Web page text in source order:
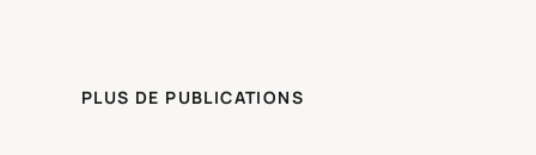
PLUS DE PUBLICATIONS